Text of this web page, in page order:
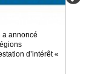
a annoncé
d’intérêt «